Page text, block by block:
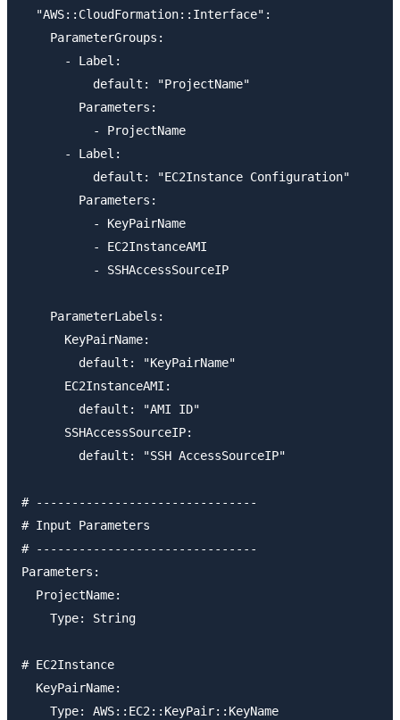
  "AWS::CloudFormation::Interface":
    ParameterGroups:
      - Label:
          default: "ProjectName"
        Parameters:
          - ProjectName
      - Label:
          default: "EC2Instance Configuration"
        Parameters:
          - KeyPairName
          - EC2InstanceAMI
          - SSHAccessSourceIP
    ParameterLabels:
      KeyPairName:
        default: "KeyPairName"
      EC2InstanceAMI:
        default: "AMI ID"
      SSHAccessSourceIP:
        default: "SSH AccessSourceIP"
# -------------------------------
# Input Parameters
# -------------------------------
Parameters:
  ProjectName:
    Type: String
# EC2Instance
  KeyPairName:
    Type: AWS::EC2::KeyPair::KeyName